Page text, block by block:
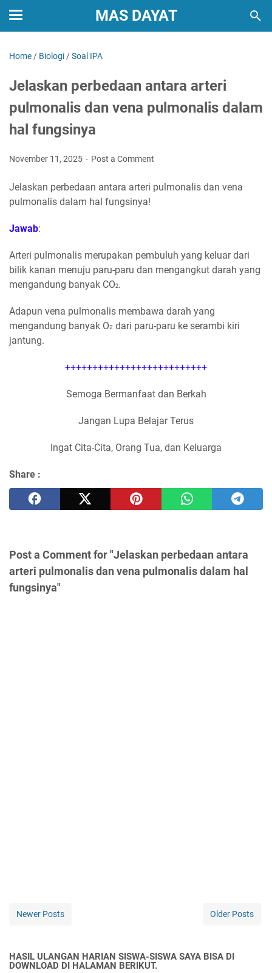
MAS DAYAT
Home / Biologi /Soal IPA
Jelaskan perbedaan antara arteri
pulmonalis dan vena pulmonalis dalam
hal fungsinya
November 11, 2025 Post a Comment
Jelaskan perbedaan antara arteri pulmonalis dan vena
pulmonalis dalam hal fungsinya!
Jawab:
Arteri pulmonalis merupakan pembuluh yang keluar dari
bilik kanan menuju paru-paru dan mengangkut darah yang
mengandung banyak CO2.
Adapun vena pulmonalis membawa darah yang
mengandung banyak O2 dari paru-paru ke serambi kiri
jantung.
++++++++++++++++++++++++++
Semoga Bermanfaat dan Berkah
Jangan Lupa Belajar Terus
Ingat Cita-Cita, Orang Tua, dan Keluarga
Share :
Post a Comment for "Jelaskan perbedaan antara
arteri pulmonalis dan vena pulmonalis dalam hal
fungsinya"
Newer Posts Older Posts
HASIL ULANGAN HARIAN SISWA-SISWA SAYA BISA DI
DOWNLOAD DI HALAMAN BERIKUT.